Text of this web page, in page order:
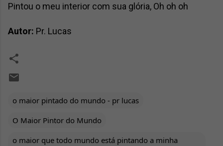
Pintou o meu interior com sua glória, Oh oh oh
Autor: Pr. Lucas
o maior pintado do mundo - pr lucas
O Maior Pintor do Mundo
o maior que todo mundo está pintando a minha